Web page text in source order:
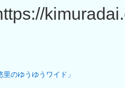
のゆうゆうワイド」